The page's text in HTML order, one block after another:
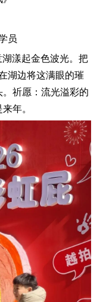
员
漾起金色波光。把
湖边将这满眼的璀
祈愿：流光溢彩的
年。